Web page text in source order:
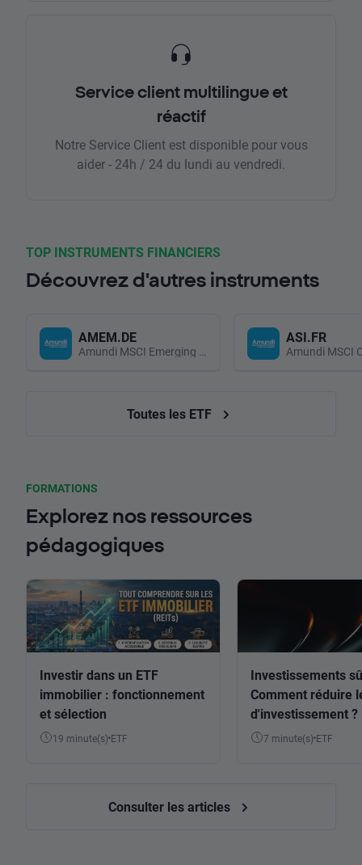
Service client multilingue et
réactif
Notre Service Client est disponible pour vous
aider - 24h / 24 du lundi au vendredi.
TOP INSTRUMENTS FINANCIERS
Découvrez d'autres instruments
AMEM.DE
Amundi MSCI Emerging Markets UCITS (Acc EUR)
ASI.FR
Toutes les ETF
FORMATIONS
Explorez nos ressources
pédagogiques
Investir dans un ETF
immobilier : fonctionnement
et sélection
19 minute(s) ETF
Investissements
Comment réduire
d'investissement ?
7 minute(s) ETF
Consulter les articles